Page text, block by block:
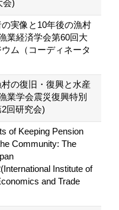
会)
実像と10年後の漁村
業経済学会第60回大
ム（コーディネータ
の復旧・復興と水産
業学会震災復興特別
回研究会)
of Keeping Pension
Community: The
Institute of
and Trade